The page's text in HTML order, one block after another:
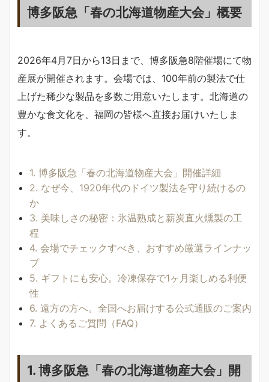
博多阪急「春の北海道物産大会」概要
2026年4月7日から13日まで、博多阪急8階催場にて物
産展が開催されます。会場では、100年前の製法で仕
上げた稀少な製品を多数ご用意いたします。北海道の
豊かな食文化を、福岡の皆様へ直接お届けいたしま
す。
1. 博多阪急「春の北海道物産大会」開催詳細
2. なぜ今、1920年代のドイツ製法を守り続けるの
か
3. 美味しさの秘密：氷温熟成と薪炭直火燻製の工
程
4. 会場でチェックすべき、おすすめ厳選ラインナッ
プ
5. ギフトにも安心。冷凍保存で1ヶ月楽しめる利便
性
6. 遠方の方へ。全国へお届けする公式通販のご案内
7. よくあるご質問（FAQ）
1. 博多阪急「春の北海道物産大会」開